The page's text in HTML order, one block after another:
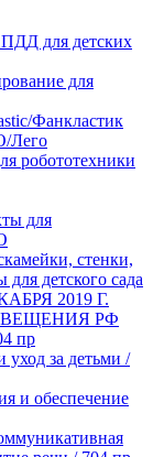
для детских
для
Фанкластик
Лего
робототехники
для
стенки,
детского сада
2019 Г.
РФ
пр
уход за детьми /
и обеспечение